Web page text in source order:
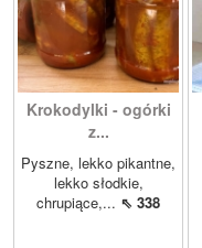
Krokodylki - ogórki
z...
Pyszne, lekko pikantne,
lekko słodkie,
chrupiące,... ⇖ 338